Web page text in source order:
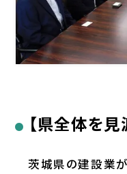
【県全体を見
茨城県の建設業が